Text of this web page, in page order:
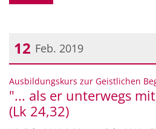
12 Feb. 2019
Datum: 12. Februar 2019
Ausbildungskurs zur Geistlichen
"... als er unterwegs
(Lk 24,32)